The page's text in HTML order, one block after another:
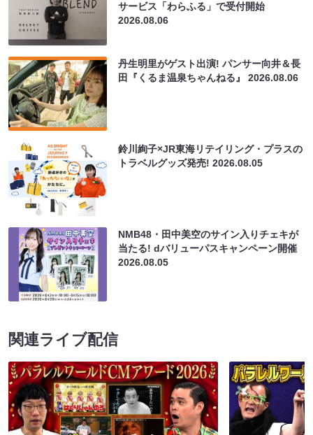
サービス「わらふる」で受付開始
2026.08.06
丹生明里がゲスト出演! パンサー向井＆長
田『くるま温泉ちゃんねる』2026.08.06
鈴川絢子×JR東海リテイリング・プラスの
トラベルグッズ発売!2026.08.05
NMB48・田中美空のサイン入りチェキが
当たる! dバリューパスキャンペーン開催
2026.08.05
関連ライブ配信